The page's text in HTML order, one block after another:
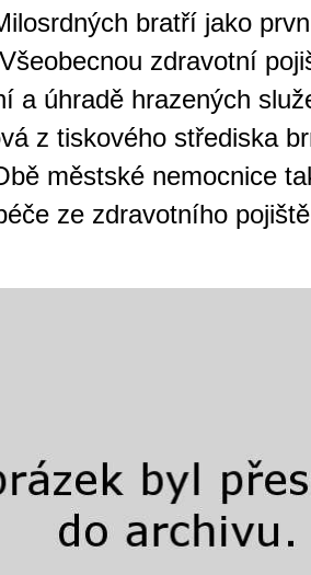
bratří jako
zdravotní
a úhradě hrazených
z tiskového střediska
městské nemocnice
ze zdravotního
Brno je
zajímavé
restaurace,
také místem, kde si
kasinové hry. V
širokou nabídku her
jak pro pravidelné
V...